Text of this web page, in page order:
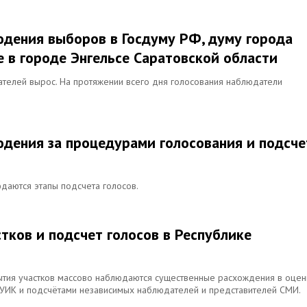
выборов в Госдуму РФ, думу города
городе Энгельсе Саратовской области
вырос. На протяжении всего дня голосования наблюдатели
за процедурами голосования и
этапы подсчета голосов.
и подсчет голосов в Республике
участков массово наблюдаются существенные расхождения в
и подсчётами независимых наблюдателей и представителей СМИ.